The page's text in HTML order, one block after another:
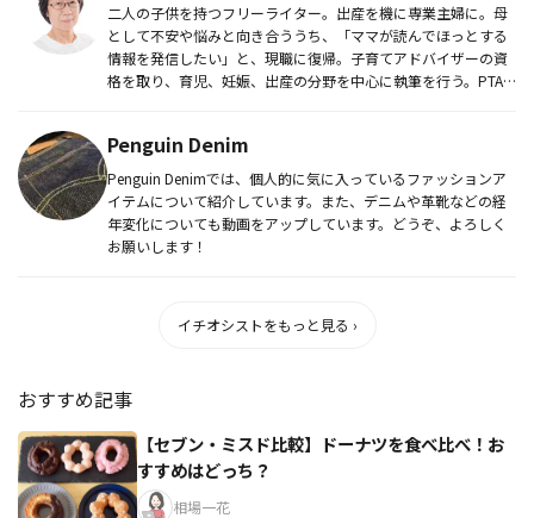
二人の子供を持つフリーライター。出産を機に専業主婦に。母
として不安や悩みと向き合ううち、「ママが読んでほっとする
情報を発信したい」と、現職に復帰。子育てアドバイザーの資
格を取り、育児、妊娠、出産の分野を中心に執筆を行う。PTA
Penguin Denim
Penguin Denimでは、個人的に気に入っているファッションア
イテムについて紹介しています。また、デニムや革靴などの経
年変化についても動画をアップしています。どうぞ、よろしく
お願いします！
イチオシストをもっと見る ›
おすすめ記事
【セブン・ミスド比較】ドーナツを食べ比べ！お
すすめはどっち？
相場一花